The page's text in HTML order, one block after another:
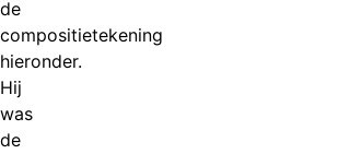
de
compositietekening
hieronder.
Hij
was
de